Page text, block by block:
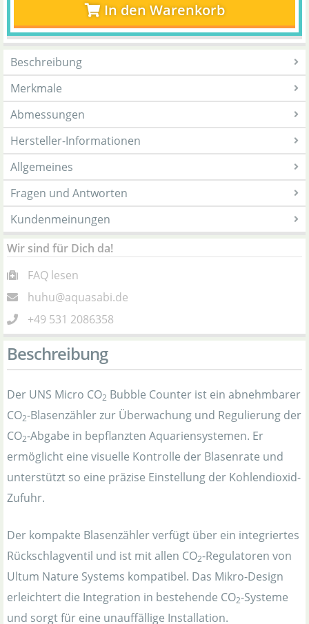
In den Warenkorb
Beschreibung
Merkmale
Abmessungen
Hersteller-Informationen
Allgemeines
Fragen und Antworten
Kundenmeinungen
Wir sind für Dich da!
FAQ lesen
huhu@aquasabi.de
+49 531 2086358
Beschreibung
Der UNS Micro CO2 Bubble Counter ist ein abnehmbarer
CO2-Blasenzähler zur Überwachung und Regulierung der
CO2-Abgabe in bepflanzten Aquariensystemen. Er
ermöglicht eine visuelle Kontrolle der Blasenrate und
unterstützt so eine präzise Einstellung der Kohlendioxid-
Zufuhr.
Der kompakte Blasenzähler verfügt über ein integriertes
Rückschlagventil und ist mit allen CO2-Regulatoren von
Ultum Nature Systems kompatibel. Das Mikro-Design
erleichtert die Integration in bestehende CO2-Systeme
und sorgt für eine unauffällige Installation.